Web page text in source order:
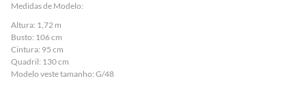
Medidas de Modelo:
Altura: 1,72 m
Busto: 106 cm
Cintura: 95 cm
Quadril: 130 cm
Modelo veste tamanho: G/48